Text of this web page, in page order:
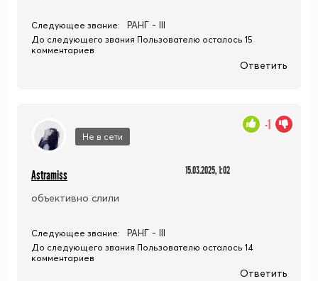
Следующее звание: РАНГ - III
До следующего звания Пользователю осталось 15
комментариев
Ответить
Не в сети
Astramiss 15.03.2025, 1:02
объективно слили
-1
Следующее звание: РАНГ - III
До следующего звания Пользователю осталось 14
комментариев
Ответить